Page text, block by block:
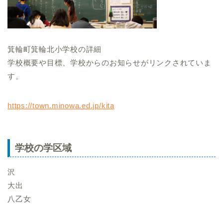
箕輪町箕輪北小学校の詳細
学校概要や目標、学校からのお知らせがリンクされていま
す。
https://town.minowa.ed.jp/kita
学校の学区域
沢
大出
八乙女